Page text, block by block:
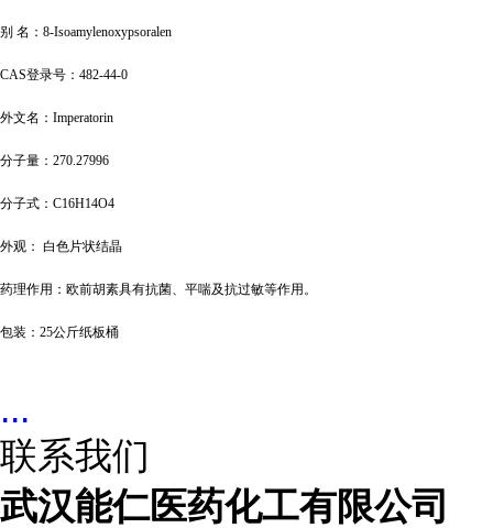
别 名： 8-Isoamylenoxypsoralen
CAS登录号：482-44-0
外文名： Imperatorin
分子量： 270.27996
分子式： C16H14O4
外观： 白色片状结晶
药理作用：欧前胡素具有抗菌、平喘及抗过敏等作用。
包装： 25公斤纸板桶
...
联系我们
武汉能仁医药化工有限公司